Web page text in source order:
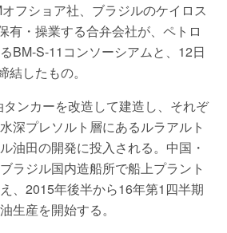
フショア社、ブラジルのケイロス
有・操業する合弁会社が、ペトロ
BM-S-11コンソーシアムと、12日
したもの。
ンカーを改造して建造し、それぞ
深プレソルト層にあるルラアルト
油田の開発に投入される。中国・
ラジル国内造船所で船上プラント
、2015年後半から16年第1四半期
生産を開始する。